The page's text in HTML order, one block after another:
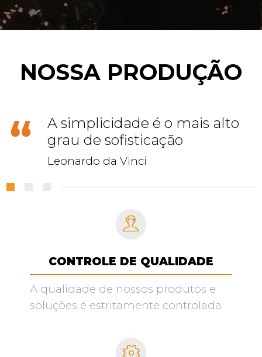
NOSSA PRODUÇÃO
A simplicidade é o mais alto
grau de sofisticação
Leonardo da Vinci
CONTROLE DE QUALIDADE
A qualidade de nossos produtos e
soluções é estritamente controlada